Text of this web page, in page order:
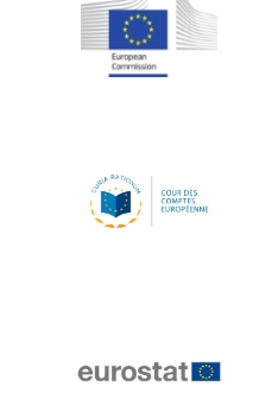
Jean-Louis Schiltz
Jean-Victor Louis
Johnny Åkerholm
Katharien L.C. Hunt